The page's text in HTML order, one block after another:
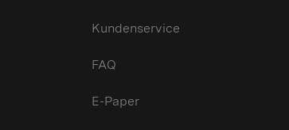
Kundenservice
FAQ
E-Paper